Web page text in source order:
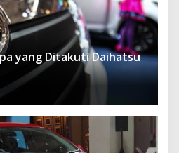
yang Ditakuti Daihatsu